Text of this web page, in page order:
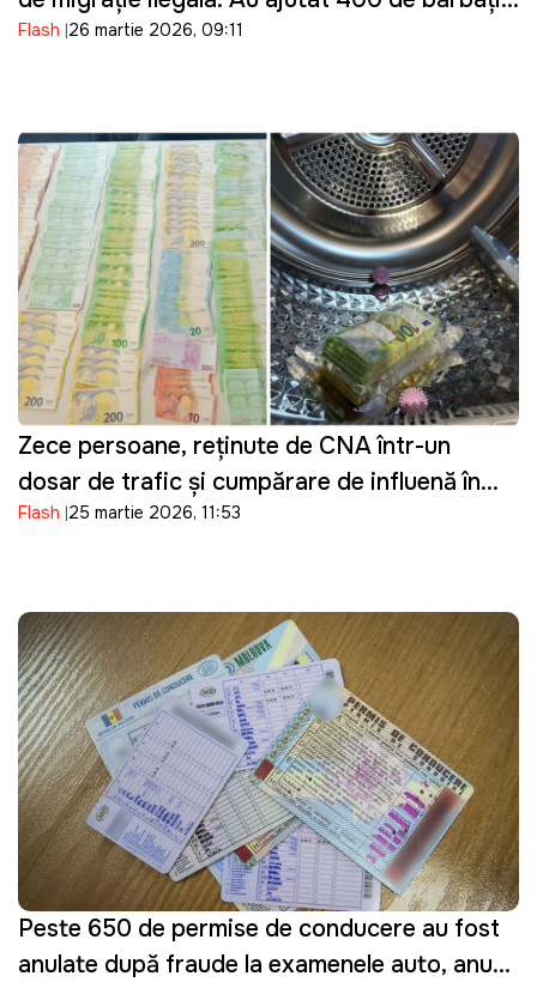
din Ucraina să intre ilegal în Moldova
Flash 26 martie 2026, 09:11
Zece persoane, reținute de CNA într-un
dosar de trafic și cumpărare de influență în
domeniul transportului
Flash 25 martie 2026, 11:53
Peste 650 de permise de conducere au fost
anulate după fraude la examenele auto, anunţă